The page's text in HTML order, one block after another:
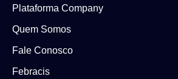
Plataforma Company
Quem Somos
Fale Conosco
Febracis